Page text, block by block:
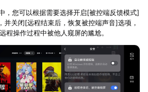
，您可以根据需要选择开启[被控端反馈模式]
并关闭[远程结束后，恢复被控端声音]选项，
程操作过程中被他人窥屏的尴尬。